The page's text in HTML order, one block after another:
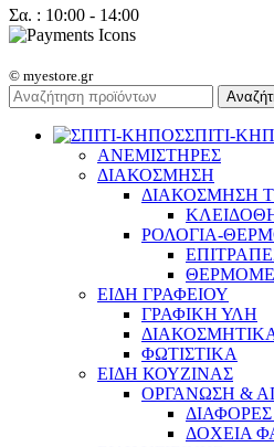
Σα. : 10:00 - 14:00
© myestore.gr
ΣΠΙΤΙ-
ΑΝΕΜΙΣΤΗΡΕΣ
ΔΙΑΚΟΣΜΗΣΗ
ΔΙΑΚΟΣΜΗΣΗ
ΡΟΛΟΓΙΑ-
ΕΙΔΗ ΓΡΑΦΕΙΟΥ
ΓΡΑΦΙΚΗ ΥΛΗ
ΦΩΤΙΣΤΙΚΑ
ΕΙΔΗ ΚΟΥΖΙΝΑΣ
ΟΡΓΑΝΩΣΗ &
ΔΟΧΕΙΑ